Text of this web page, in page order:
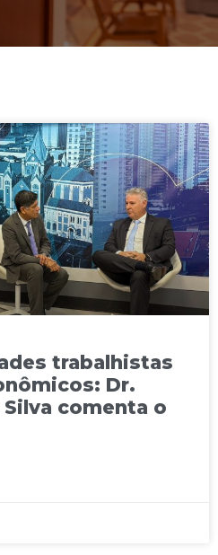
trabalhistas
Dr.
comenta o